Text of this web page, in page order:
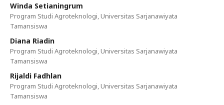
Winda Setianingrum
Program Studi Agroteknologi, Universitas Sarjanawiyata
Tamansiswa
Diana Riadin
Program Studi Agroteknologi, Universitas Sarjanawiyata
Tamansiswa
Rijaldi Fadhlan
Program Studi Agroteknologi, Universitas Sarjanawiyata
Tamansiswa